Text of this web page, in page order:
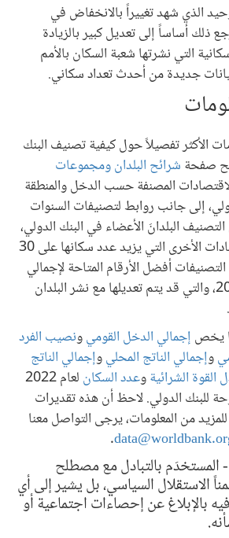
الذي شهد تغييراً بالانخفاض في
ذلك أساساً إلى تعديل كبير بالزيادة
التي نشرتها شعبة السكان بالأمم
جديدة من أحدث تعداد سكاني.
الأكثر تفصيلاً حول كيفية تصنيف البنك
صفحة شرائح البلدان ومجموعات
المصنفة حسب الدخل والمنطقة
إلى جانب روابط لتصنيفات السنوات
البلدانَ الأعضاء في البنك الدولي،
إلى جانب جميع الاقتصادات الأخرى التي يزيد عدد سكانها على 30
أفضل الأرقام المتاحة لإجمالي
الدخل القومي لعام 2022، والتي قد يتم تعديلها مع نشر البلدان
يخص إجمالي الدخل القوميونصيب الفرد
وإجمالي الناتج المحليوإجمالي الناتج
الشرائيةوعدد السكان
لعام 2022
للبنك الدولي. لاحظ أن هذه تقديرات
من المعلومات، يرجى التواصل معنا
.
المستخدَم بالتبادل مع مصطلح
الاستقلال السياسي، بل يشير إلى أي
بالإبلاغ عن إحصاءات اجتماعية أو